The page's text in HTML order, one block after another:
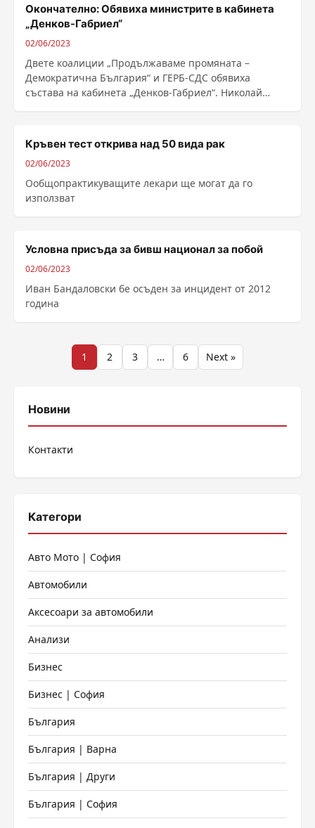
Окончателно: Обявиха министрите в кабинета
„Денков-Габриел“
02/06/2023
Двете коалиции „Продължаваме промяната –
Демократична България“ и ГЕРБ-СДС обявиха
състава на кабинета „Денков-Габриел“. Николай
Кръвен тест открива над 50 вида рак
02/06/2023
Ообщопрактикуващите лекари ще могат да го
използват
Условна присъда за бивш национал за побой
02/06/2023
Иван Бандаловски бе осъден за инцидент от 2012
година
Разделяне
публикациите
1 2 3 … 6 Next »
Новини
Контакти
Категори
Авто Мото | София
Автомобили
Аксесоари за автомобили
Анализи
Бизнес
Бизнес | София
България
България | Варна
България | Други
България | София